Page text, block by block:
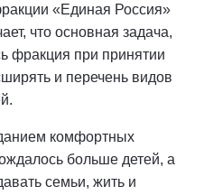
«Единая Россия»
что основная задача,
фракция при принятии
и перечень видов
комфортных
больше детей, а
семьи, жить и